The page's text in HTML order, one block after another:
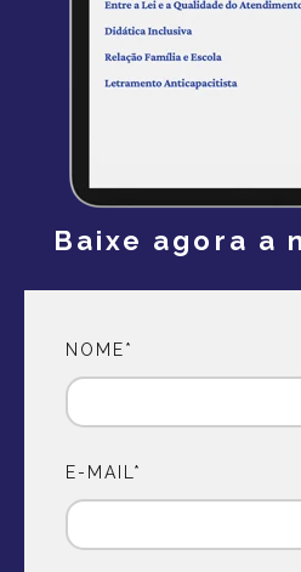
Baixe agora a
NOME*
E-MAIL*